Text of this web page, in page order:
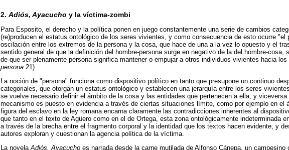
2. Adiós, Ayacucho y la víctima-zombi
Para Esposito, el derecho y la política ponen en juego constantemente una serie de cambios
(re)producen el estatus ontológico de los seres vivientes, y como consecuencia de esto ocurre "el
oscilación entre los extremos de la persona y la cosa, que hace de una a la vez lo opuesto y el
sentido general de que la definición del hombre-persona surge en negativo de la del hombre-cosa,
de que ser plenamente persona significa mantener o empujar a otros individuos vivientes hacia
persona 21).
La noción de "persona" funciona como dispositivo político en tanto que presupone un continuo
categoriales, que otorgan un estatus ontológico y establecen una jerarquía entre los seres
se vuelve necesario definir el ámbito de la cosa y las entidades que pertenecen a ella, y
mecanismo es puesto en evidencia a través de ciertas situaciones límite, como por ejemplo en el
figura del esclavo en la ley romana encarna claramente las contradicciones inherentes al
que tanto en el texto de Agüero como en el de Ortega, esta zona ontológicamente indeterminada
a través de la brecha entre el fragmento corporal y la identidad que los textos hacen evidente, y
autores exploran y cuestionan la agencia política de la víctima.
La novelaAdiós, Ayacucho es narrada desde la carne mutilada de Alfonso Cánepa, un campesino